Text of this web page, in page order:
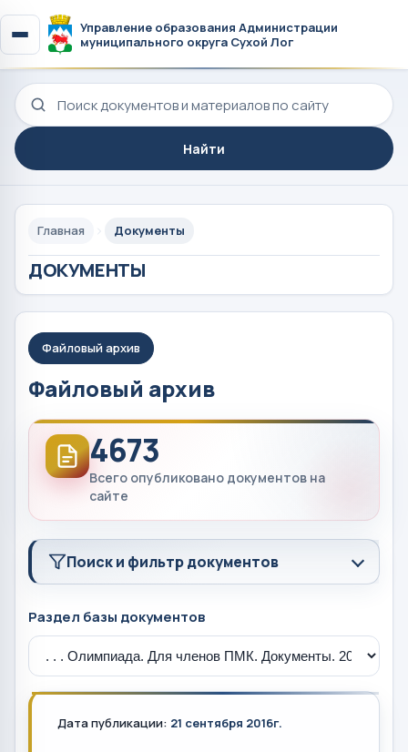
Управление образования Администрации
муниципального округа Сухой Лог
Поиск по сайту
Найти
Главная Документы
ДОКУМЕНТЫ
Файловый архив
Файловый архив
4673
Всего опубликовано документов на
сайте
Поиск и фильтр документов
Раздел базы документов
Дата публикации: 21 сентября 2016г.